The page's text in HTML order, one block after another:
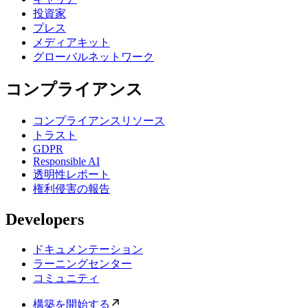
投資家
プレス
メディアキット
グローバルネットワーク
コンプライアンス
コンプライアンスリソース
トラスト
GDPR
Responsible AI
透明性レポート
権利侵害の報告
Developers
ドキュメンテーション
ラーニングセンター
コミュニティ
構築を開始する